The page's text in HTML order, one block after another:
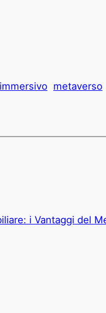
metaverso
i Vantaggi del